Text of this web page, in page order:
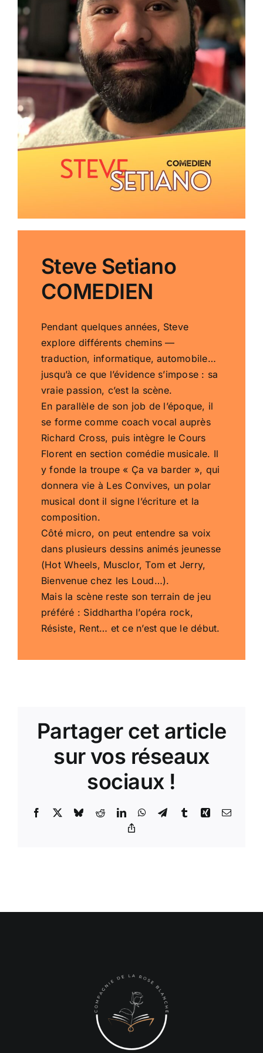
News
Contact
Steve Setiano
COMEDIEN
Pendant quelques années, Steve
explore différents chemins —
traduction, informatique, automobile…
jusqu’à ce que l’évidence s’impose : sa
vraie passion, c’est la scène.
En parallèle de son job de l’époque, il
se forme comme coach vocal auprès
Richard Cross, puis intègre le Cours
Florent en section comédie musicale. Il
y fonde la troupe « Ça va barder », qui
donnera vie à Les Convives, un polar
musical dont il signe l’écriture et la
composition.
Côté micro, on peut entendre sa voix
dans plusieurs dessins animés jeunesse
(Hot Wheels, Musclor, Tom et Jerry,
Bienvenue chez les Loud…).
Mais la scène reste son terrain de jeu
préféré : Siddhartha l’opéra rock,
Résiste, Rent… et ce n’est que le début.
Partager cet article
sur vos réseaux
sociaux !
Facebook BlueskyRedditLinkedInWhatsApp
TelegramTumblrXing Email